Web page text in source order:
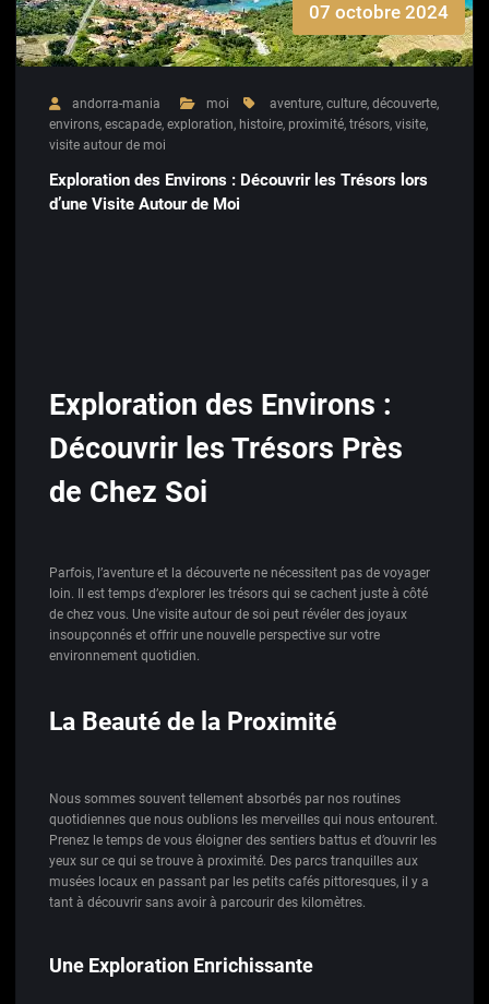
07 octobre 2024
andorra-mania moi aventure, culture, découverte,
environs, escapade, exploration, histoire, proximité, trésors, visite,
visite autour de moi
Exploration des Environs : Découvrir les Trésors lors
d’une Visite Autour de Moi
Exploration des Environs :
Découvrir les Trésors Près
de Chez Soi
Parfois, l’aventure et la découverte ne nécessitent pas de voyager
loin. Il est temps d’explorer les trésors qui se cachent juste à côté
de chez vous. Une visite autour de soi peut révéler des joyaux
insoupçonnés et offrir une nouvelle perspective sur votre
environnement quotidien.
La Beauté de la Proximité
Nous sommes souvent tellement absorbés par nos routines
quotidiennes que nous oublions les merveilles qui nous entourent.
Prenez le temps de vous éloigner des sentiers battus et d’ouvrir les
yeux sur ce qui se trouve à proximité. Des parcs tranquilles aux
musées locaux en passant par les petits cafés pittoresques, il y a
tant à découvrir sans avoir à parcourir des kilomètres.
Une Exploration Enrichissante